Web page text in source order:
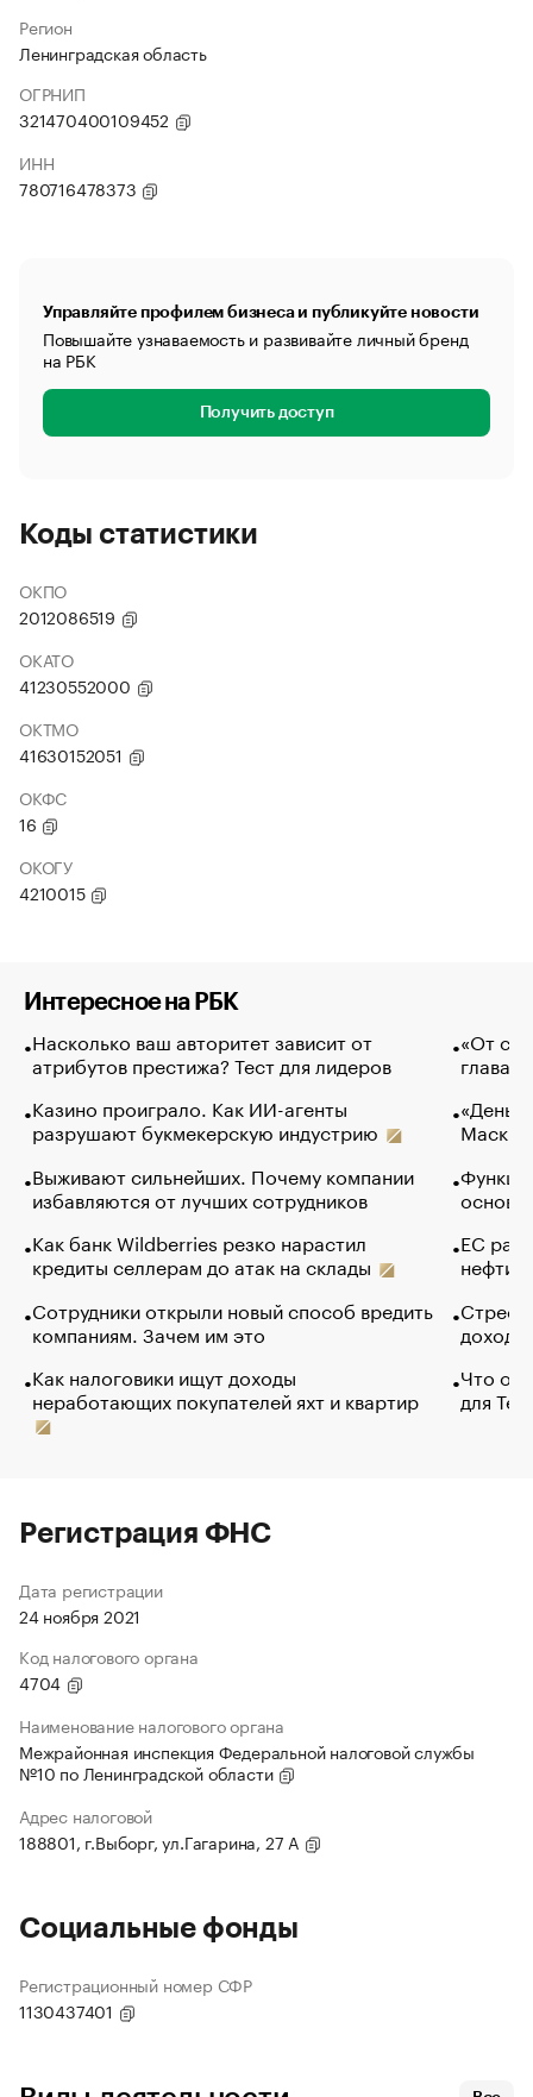
Регион
Ленинградская область
ОГРНИП
321470400109452
ИНН
780716478373
Управляйте профилем бизнеса и публикуйте новости
Повышайте узнаваемость и развивайте личный бренд
на РБК
Получить доступ
Коды статистики
ОКПО
2012086519
ОКАТО
41230552000
ОКТМО
41630152051
ОКФС
16
ОКОГУ
4210015
Интересное на РБК
Насколько ваш авторитет зависит от
атрибутов престижа? Тест для лидеров
Казино проиграло. Как ИИ-агенты
разрушают букмекерскую индустрию
Выживают сильнейших. Почему компании
избавляются от лучших сотрудников
Как банк Wildberries резко нарастил
кредиты селлерам до атак на склады
Сотрудники открыли новый способ вредить
компаниям. Зачем им это
Как налоговики ищут доходы
неработающих покупателей яхт и квартир
«От
глава
Маск в
основ
ЕС
нефти
Что
для
Регистрация ФНС
Дата регистрации
24 ноября 2021
Код налогового органа
4704
Наименование налогового органа
Межрайонная инспекция Федеральной налоговой службы
№10 по Ленинградской области
Адрес налоговой
188801, г.Выборг, ул.Гагарина, 27 А
Социальные фонды
Регистрационный номер СФР
1130437401